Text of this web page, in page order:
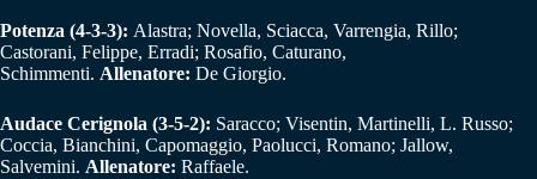
Potenza (4-3-3): Alastra; Novella, Sciacca, Varrengia, Rillo;
Castorani, Felippe, Erradi; Rosafio, Caturano,
Schimmenti. Allenatore: De Giorgio.
Audace Cerignola (3-5-2): Saracco; Visentin, Martinelli, L. Russo;
Coccia, Bianchini, Capomaggio, Paolucci, Romano; Jallow,
Salvemini. Allenatore: Raffaele.